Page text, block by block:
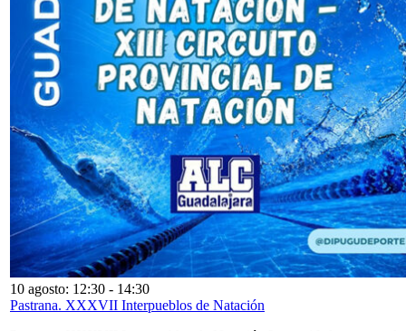
10 agosto: 12:30 - 14:30
Pastrana. XXXVII Interpueblos de Natación